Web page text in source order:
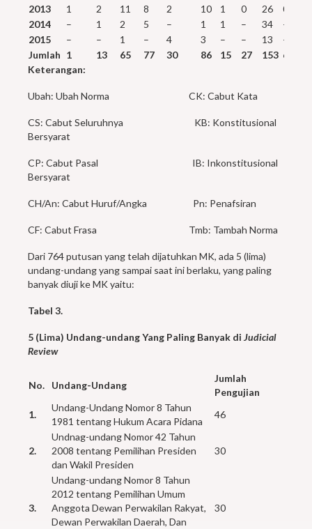
2013
1 2 11 8 2 10 1 0 26 0
2014
– 1 2 5 – 1 1 – 34 –
2015
– – 1 – 4 3 – – 13 –
Jumlah 1 13 65 77 30 86 15 27 153 6
Keterangan:
Ubah: Ubah Norma CK: Cabut Kata
CS: Cabut Seluruhnya KB: Konstitusional
Bersyarat
CP: Cabut Pasal IB: Inkonstitusional
Bersyarat
CH/An: Cabut Huruf/Angka Pn: Penafsiran
CF: Cabut Frasa Tmb: Tambah Norma
Dari 764 putusan yang telah dijatuhkan MK, ada 5 (lima)
undang-undang yang sampai saat ini berlaku, yang paling
banyak diuji ke MK yaitu:
Tabel 3.
5 (Lima) Undang-undang Yang Paling Banyak di Judicial
Review
No. Undang-Undang
Jumlah
Pengujian
1.
Undang-Undang Nomor 8 Tahun
1981 tentang Hukum Acara Pidana
46
2.
Undnag-undang Nomor 42 Tahun
2008 tentang Pemilihan Presiden
dan Wakil Presiden
30
3.
Undang-undang Nomor 8 Tahun
2012 tentang Pemilihan Umum
Anggota Dewan Perwakilan Rakyat,
Dewan Perwakilan Daerah, Dan
30